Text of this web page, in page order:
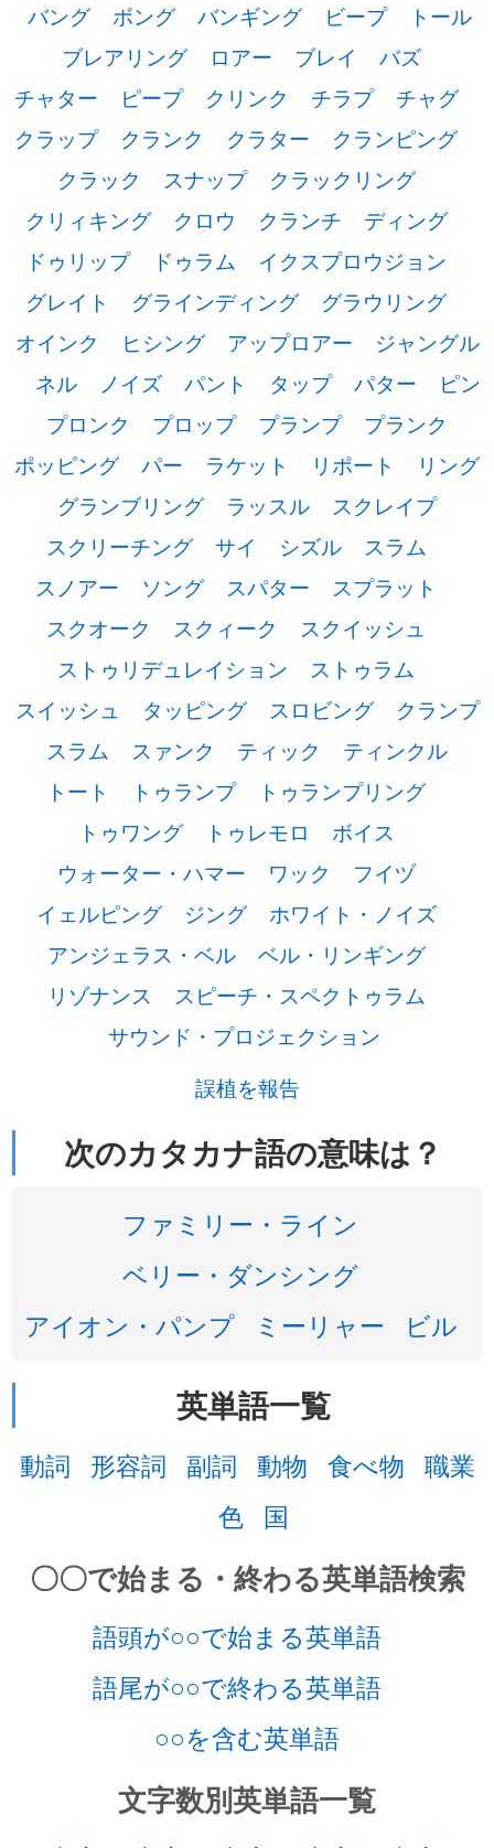
バング
ボング バンギング ビープ
トール
ブレアリング
ロアー ブレイ
バズ
チャター
ピープ クリンク チラプ
チャグ
クラップ
クランク クラター
クランピング
クラック
スナップ
クラックリング
クリィキング
クロウ クランチ
ディング
ドゥリップ
ドゥラム
イクスプロウジョン
グレイト
グラインディング
グラウリング
オインク
ヒシング アップロアー
ジャングル
ネル
ノイズ パント タップ パター
ピン
プロンク
プロップ プランプ
プランク
ポッピング
パー ラケット リポート
リング
グランブリング
ラッスル
スクレイプ
スクリーチング
サイ シズル
スラム
スノアー
ソング スパター
スプラット
スクオーク
スクィーク
スクイッシュ
ストゥリデュレイション
ストゥラム
スイッシュ
タッピング スロビング
クランプ
スラム
スァンク ティック
ティンクル
トート
トゥランプ
トゥランプリング
トゥワング
トゥレモロ
ボイス
ウォーター・ハマー
ワック
フイヅ
イェルピング
ジング
ホワイト・ノイズ
アンジェラス・ベル
ベル・リンギング
リゾナンス
スピーチ・スペクトゥラム
サウンド・プロジェクション
誤植を報告
次のカタカナ語の意味は？
ファミリー・ライン
ベリー・ダンシング
アイオン・パンプ
ミーリャー ビル
英単語一覧
動詞 形容詞 副詞 動物 食べ物 職業
色 国
〇〇で始まる・終わる英単語検索
語頭が○○で始まる英単語
語尾が○○で終わる英単語
○○を含む英単語
文字数別英単語一覧